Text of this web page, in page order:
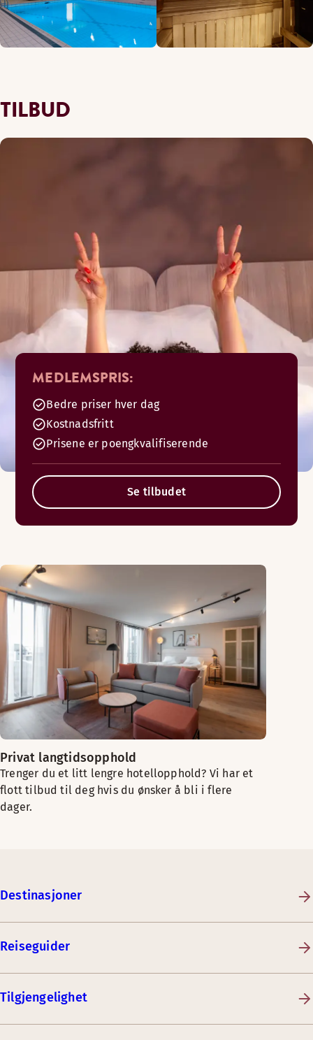
TILBUD
MEDLEMSPRIS:
Bedre priser hver dag
Kostnadsfritt
Prisene er poengkvalifiserende
Se tilbudet
Privat langtidsopphold
Trenger du et litt lengre hotellopphold? Vi har et
flott tilbud til deg hvis du ønsker å bli i flere
dager.
Destinasjoner
Reiseguider
Tilgjengelighet